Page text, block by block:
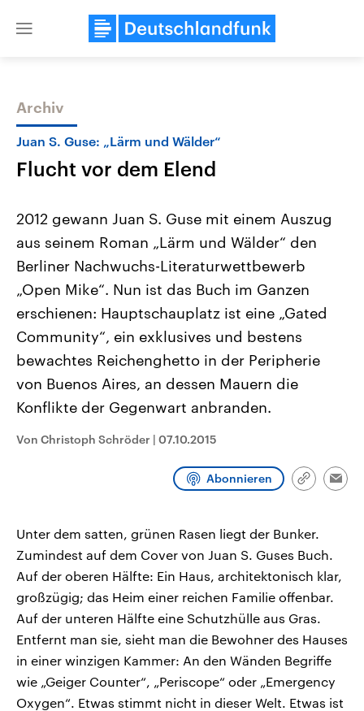
Close
Themen
Landtagswahl Sachsen-Anhalt
2026
Alle Informationen
Sachsen-Anhalt wählt am 6.
September 2026 einen neuen
Landtag. Seit 2021 wird das
Bundesland von einer Koalition aus
Umfragen, Prognosen,
Wahlprogramme, aktuelle Berichte
und Hintergründe zu den Parteien
Wahl.
USA
Aktuelle Beiträge,
Hintergründe
Wirtschaftlich und
gehören die Vereinigten
mit großem Einfluss auf
Sendungen Programm Podcasts
Archiv
Juan S. Guse: „Lärm und Wälder“
Flucht vor dem Elend
2012 gewann Juan S. Guse mit einem Auszug
aus seinem Roman „Lärm und Wälder“ den
Berliner Nachwuchs-Literaturwettbewerb
„Open Mike“. Nun ist das Buch im Ganzen
erschienen: Hauptschauplatz ist eine „Gated
Community“, ein exklusives und bestens
bewachtes Reichenghetto in der Peripherie
von Buenos Aires, an dessen Mauern die
Konflikte der Gegenwart anbranden.
Von Christoph Schröder | 07.10.2015
Abonnieren
Link
Unter dem satten, grünen Rasen liegt der Bunker.
Zumindest auf dem Cover von Juan S. Guses Buch.
Auf der oberen Hälfte: Ein Haus, architektonisch klar,
großzügig; das Heim einer reichen Familie offenbar.
Auf der unteren Hälfte eine Schutzhülle aus Gras.
Entfernt man sie, sieht man die Bewohner des Hauses
in einer winzigen Kammer: An den Wänden Begriffe
wie „Geiger Counter“, „Periscope“ oder „Emergency
Oxygen“. Etwas stimmt nicht in dieser Welt. Etwas ist